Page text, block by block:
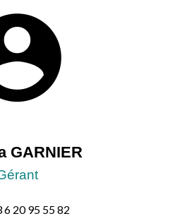
GARNIER
6 20 95 55 82